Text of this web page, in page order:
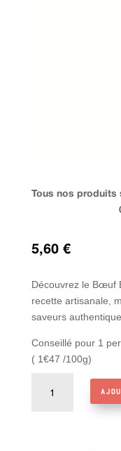
Tous nos produits
5,60 €
Découvrez le Bœuf
recette artisanale,
saveurs
Conseillé pour 1
( 1€47 /100g)